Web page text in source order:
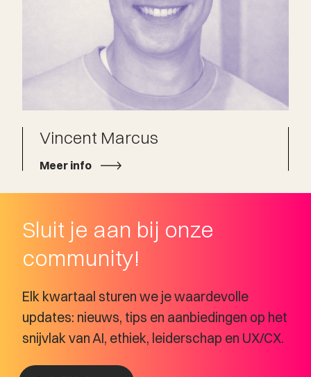
Vincent Marcus
Meer info
Sluit je aan bij onze
community!
Elk kwartaal sturen we je waardevolle
updates: nieuws, tips en aanbiedingen op het
snijvlak van AI, ethiek, leiderschap en UX/CX.